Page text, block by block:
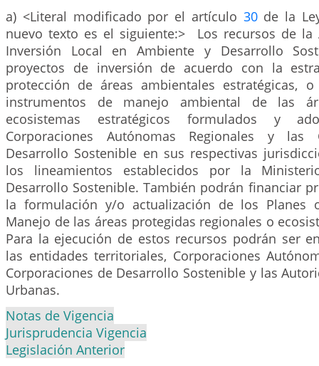
a) <Literal modificado por el artículo 30de la
nuevo texto es el siguiente:> Los recursos de la
Inversión Local en Ambiente y Desarrollo
proyectos de inversión de acuerdo con la
protección de áreas ambientales estratégicas,
instrumentos de manejo ambiental de las
ecosistemas estratégicos formulados y
Corporaciones Autónomas Regionales y las
Desarrollo Sostenible en sus respectivas
los lineamientos establecidos por la
Desarrollo Sostenible. También podrán financiar
la formulación y/o actualización de los Planes
Manejo de las áreas protegidas regionales o
Para la ejecución de estos recursos podrán ser
las entidades territoriales, Corporaciones
Corporaciones de Desarrollo Sostenible y las
Urbanas.
Notas de Vigencia
Jurisprudencia Vigencia
Legislación Anterior